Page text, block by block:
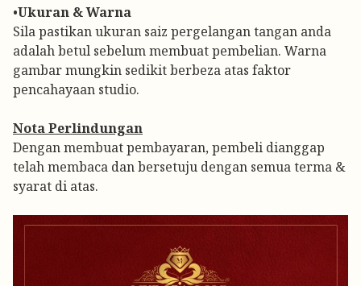
•Ukuran & Warna
Sila pastikan ukuran saiz pergelangan tangan anda
adalah betul sebelum membuat pembelian. Warna
gambar mungkin sedikit berbeza atas faktor
pencahayaan studio.
Nota Perlindungan
Dengan membuat pembayaran, pembeli dianggap
telah membaca dan bersetuju dengan semua terma &
syarat di atas.